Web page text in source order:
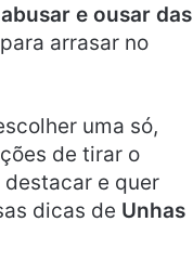
abusar e ousar das
arrasar no
uma só,
de tirar o
e quer
dicas de Unhas